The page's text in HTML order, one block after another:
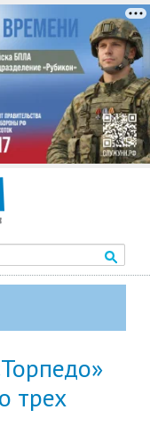
трех